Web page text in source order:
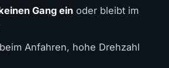
Gang ein oder bleibt im
beim Anfahren, hohe Drehzahl